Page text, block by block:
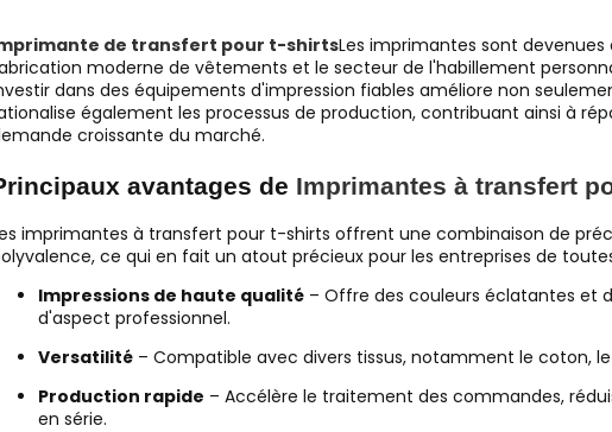
de transfert pour t-shirtsLes imprimantes sont devenues
moderne de vêtements et le secteur de l'habillement
dans des équipements d'impression fiables améliore non
également les processus de production, contribuant ainsi à
croissante du marché.
avantages de Imprimantes à transfert
imprimantes à transfert pour t-shirts offrent une combinaison de
ce qui en fait un atout précieux pour les entreprises de
Impressions de haute qualité – Offre des couleurs éclatantes et
d'aspect professionnel.
Versatilité – Compatible avec divers tissus, notamment le coton,
Production rapide – Accélère le traitement des commandes,
en série.